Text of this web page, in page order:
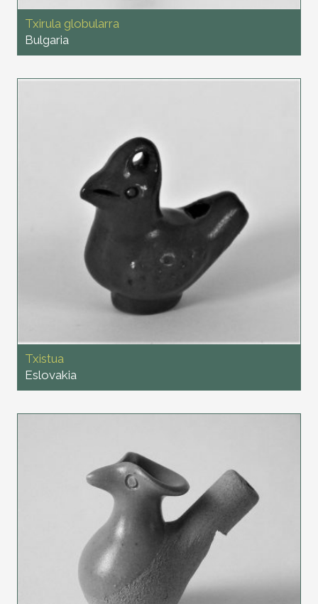
Txirula globularra
Bulgaria
Txistua
Eslovakia